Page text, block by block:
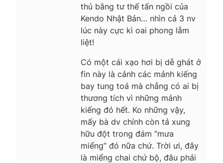
thủ bằng tư thế tấn ngồi của
Kendo Nhật Bản… nhìn cả 3 nv
lúc này cực kì oai phong lẫm
liệt!
Có một cái xạo hơi bị dễ ghát ở
fin này là cảnh các mảnh kiếng
bay tung toá mà chẳng có ai bị
thương tích vì những mảnh
kiếng đó hết. Ko những vậy,
mấy bà dv chính còn tả xung
hữu đột trong đám “mưa
miểng” đó nữa chứ. Trời ưi, đây
là miểng chai chứ bộ, đâu phải